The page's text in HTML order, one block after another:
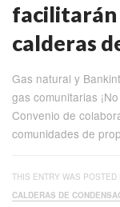
facilitarán
calderas
Gas natural y
gas comunitarias
Convenio de
comunidades de
THIS ENTRY WAS POSTED
CALDERAS DE